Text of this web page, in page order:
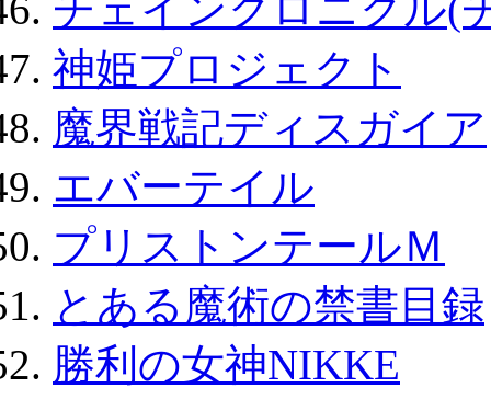
神姫プロジェクト
魔界戦記ディスガイア
エバーテイル
プリストンテールＭ
とある魔術の禁書目録
勝利の女神NIKKE